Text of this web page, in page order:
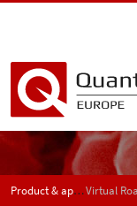
Product & application news - SPECTRUM